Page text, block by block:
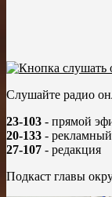
Слушайте радио
23-103 - прямой
20-133 -
27-107 - редакция
Подкаст главы